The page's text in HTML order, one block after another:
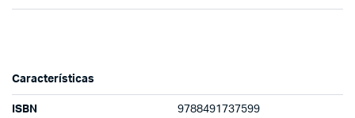
Características
ISBN 9788491737599